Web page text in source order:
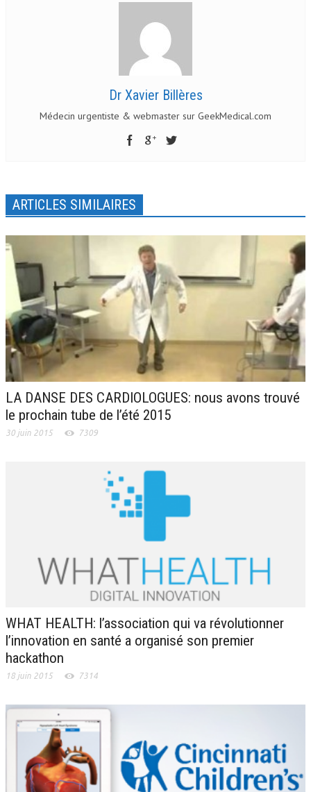
Dr Xavier Billères
Médecin urgentiste & webmaster sur GeekMedical.com
ARTICLES SIMILAIRES
LA DANSE DES CARDIOLOGUES: nous avons trouvé
le prochain tube de l’été 2015
30 juin 2015 7309
WHAT HEALTH: l’association qui va révolutionner
l’innovation en santé a organisé son premier
hackathon
18 juin 2015 7314